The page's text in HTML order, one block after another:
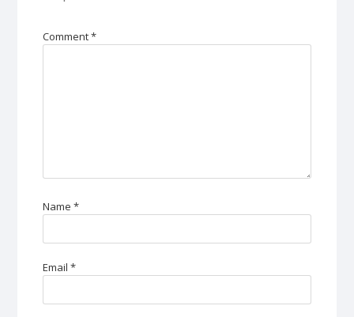
Comment*
Name*
Email*